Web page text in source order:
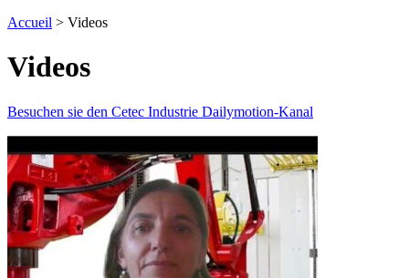
Accueil > Videos
Videos
Besuchen sie den Cetec Industrie Dailymotion-Kanal